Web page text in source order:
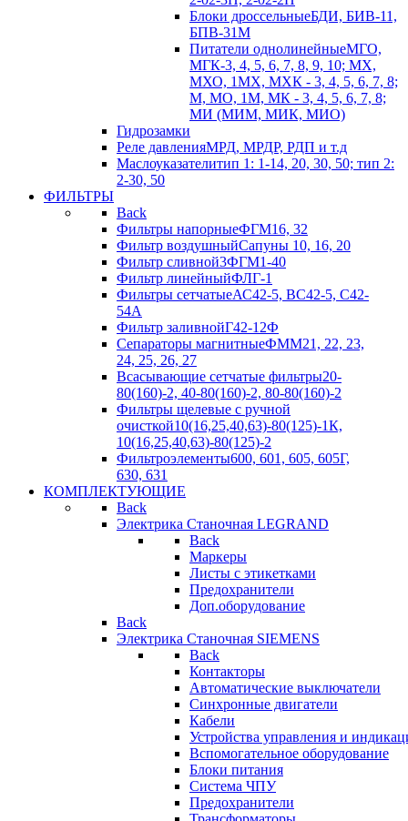
Блоки дроссельныеБДИ, БИВ-11,
БПВ-31М
Питатели однолинейныеМГО,
МГК-3, 4, 5, 6, 7, 8, 9, 10; МХ,
МХО, 1МХ, МХК - 3, 4, 5, 6, 7, 8;
М, МО, 1М, МК - 3, 4, 5, 6, 7, 8;
МИ (МИМ, МИК, МИО)
Гидрозамки
Реле давленияМРД, МРДР, РДП и т.д
Маслоуказателитип 1: 1-14, 20, 30, 50; тип 2:
2-30, 50
ФИЛЬТРЫ
Back
Фильтры напорныеФГМ16, 32
Фильтр воздушныйСапуны 10, 16, 20
Фильтр сливной3ФГМ1-40
Фильтр линейныйФЛГ-1
Фильтры сетчатыеАС42-5, ВС42-5, С42-
54А
Фильтр заливнойГ42-12Ф
Сепараторы магнитныеФММ21, 22, 23,
24, 25, 26, 27
Всасывающие сетчатые фильтры20-
80(160)-2, 40-80(160)-2, 80-80(160)-2
Фильтры щелевые с ручной
очисткой10(16,25,40,63)-80(125)-1К,
10(16,25,40,63)-80(125)-2
Фильтроэлементы600, 601, 605, 605Г,
630, 631
КОМПЛЕКТУЮЩИЕ
Back
Электрика Станочная LEGRAND
Back
Маркеры
Листы с этикетками
Предохранители
Доп.оборудование
Back
Электрика Станочная SIEMENS
Back
Контакторы
Автоматические выключатели
Синхронные двигатели
Кабели
Устройства управления и
Вспомогательное оборудование
Блоки питания
Система ЧПУ
Предохранители